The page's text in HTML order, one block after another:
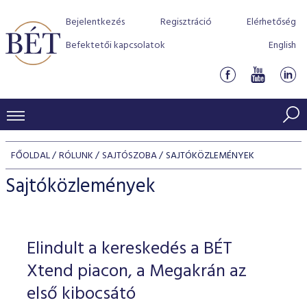
Bejelentkezés Regisztráció
Elérhetőség
Befektetői kapcsolatok
English
KERESKEDÉSI ADATOK
INDEXEK
Jelzáloglevél indexek
Vállalati kötvény indexek
Azonnali Piac
Részvények
Származékos piac
BEFEKTETŐK
Részvény szekció
Hitelpapír szekció
BÉT szabályzatok
Befektetővédelem
Alkalmazott díjstruktúra
Elszámolás
Részvény és vállalati kötvény tőzsdei bevezetését
program
BÉT Xtend - Részvénypiac egyszerűen
TŐZSDETAGOK
Tőzsdetagok, üzletkötők
VENDOROK
FŐOLDAL RÓLUNK SAJTÓSZOBA SAJTÓKÖZLEMÉNYEK
Sajtóközlemények
Elindult a kereskedés a BÉT
Xtend piacon, a Megakrán az
első kibocsátó